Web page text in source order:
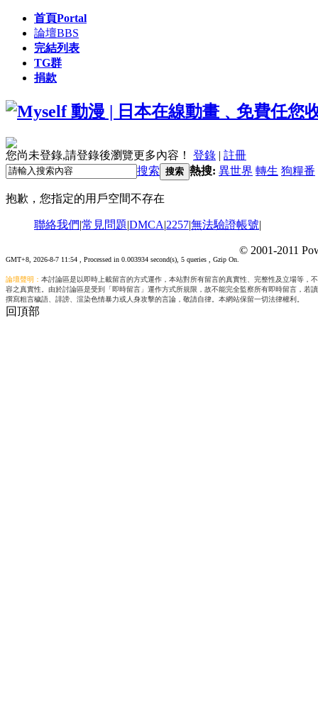
首頁Portal
論壇BBS
完結列表
TG群
捐款
您尚未登錄,請登錄後瀏覽更多內容！ 登錄 | 註冊
搜索 搜索 熱搜: 異世界 轉生 狗糧番
抱歉，您指定的用戶空間不存在
聯絡我們|常見問題|DMCA|2257|無法驗證帳號|
GMT+8, 2026-8-7 11:54 , Processed in 0.003934 second(s), 5 queries , Gzip On.
© 2001-2011
論壇聲明： 本討論區是以即時上載留言的方式運作，本站對所有留言的真實性、完整性及立場等
容之真實性。由於討論區是受到「即時留言」運作方式所規限，故不能完全監察所有即時留言，
撰寫粗言穢語、誹謗、渲染色情暴力或人身攻擊的言論，敬請自律。本網站保留一切法律權利。
回頂部